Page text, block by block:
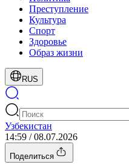
Преступление
Культура
Спорт
Здоровье
Образ жизни
RUS
Узбекистан
14:59 / 08.07.2026
Поделиться